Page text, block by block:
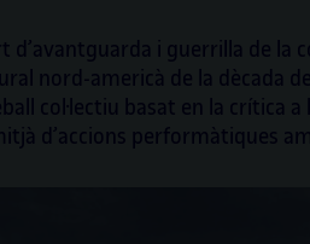
d’avantguarda i guerrilla de la
nord-americà de la dècada
col·lectiu basat en la crítica a
d’accions performàtiques